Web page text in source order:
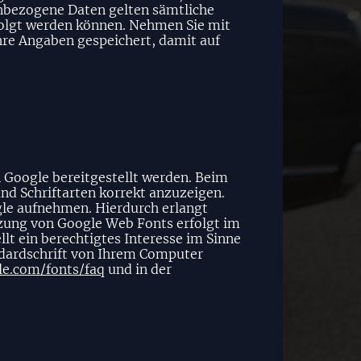
Daten gelten sämtliche
werden können. Nehmen Sie mit
Angaben gespeichert, damit auf
bereitgestellt werden. Beim
Schriftarten korrekt anzuzeigen.
aufnehmen. Hierdurch erlangt
von Google Web Fonts erfolgt im
ein berechtigtes Interesse im Sinne
von Ihrem Computer
fonts/faq und in der